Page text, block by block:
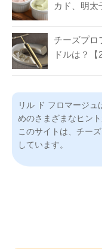
カド、明太
チーズプロ
ドルは？【
リル ド フロマージュ
めのさまざまなヒン
このサイトは、チー
しています。